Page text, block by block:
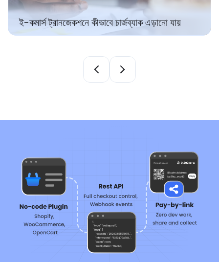
এড়ানো যায়
আপনার ই-কমার্স ওয়েবসাইটে কীভাবে পেমেন্ট
স্থায়ীভাবে সমাধান করবেন